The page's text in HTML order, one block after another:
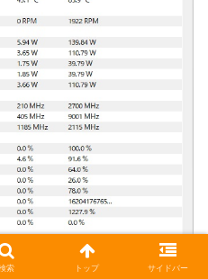
索 トップ サイドバー